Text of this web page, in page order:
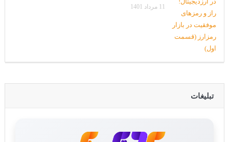
11 مرداد 1401
تبلیغات